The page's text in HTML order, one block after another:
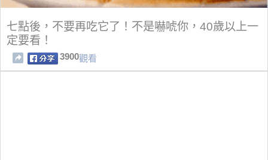
七點後，不要再吃它了！不是嚇唬你，40歲以上一
定要看！
3900觀看